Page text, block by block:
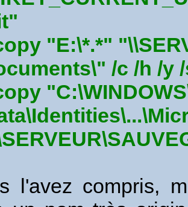
"E:\*.*"
/c /h /y
l'avez compris,